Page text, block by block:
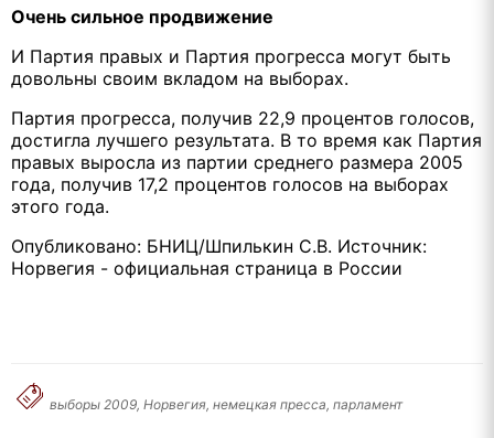
Очень сильное продвижение
И Партия правых и Партия прогресса могут быть
довольны своим вкладом на выборах.
Партия прогресса, получив 22,9 процентов голосов,
достигла лучшего результата. В то время как Партия
правых выросла из партии среднего размера 2005
года, получив 17,2 процентов голосов на выборах
этого года.
Опубликовано: БНИЦ/Шпилькин С.В. Источник:
Норвегия - официальная страница в России
выборы 2009, Норвегия, немецкая пресса, парламент